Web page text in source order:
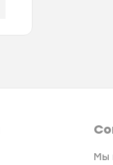
Мы